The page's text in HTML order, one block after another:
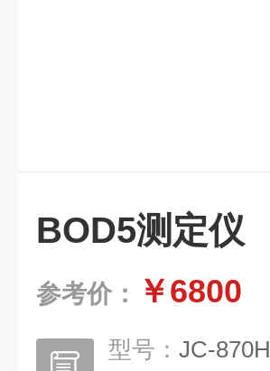
BOD5测定仪
参考价： ￥6800
型号： JC-870H